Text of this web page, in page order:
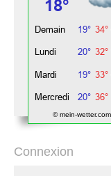
© mein-wetter.com
Connexion